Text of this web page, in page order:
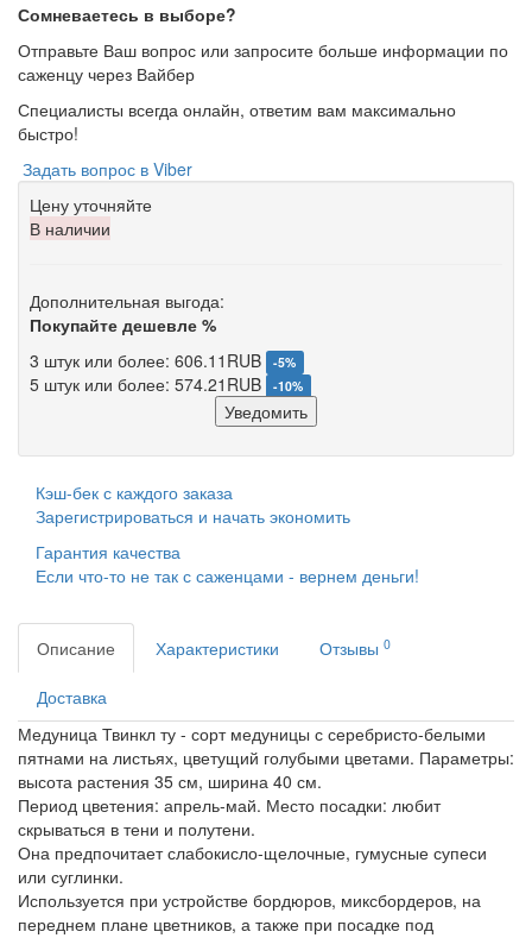
Сомневаетесь в выборе?
Отправьте Ваш вопрос или запросите больше информации по
саженцу через Вайбер
Специалисты всегда онлайн, ответим вам максимально
быстро!
Задать вопрос в Viber
Цену уточняйте
В наличии
Дополнительная выгода:
Покупайте дешевле %
3 штук или более: 606.11RUB
-5%
5 штук или более: 574.21RUB -10%
Уведомить
Кэш-бек с каждого заказа
Зарегистрироваться и начать экономить
Гарантия качества
Если что-то не так с саженцами - вернем деньги!
Описание Характеристики Отзывы 0
Доставка
Медуница Твинкл ту - сорт медуницы с серебристо-белыми
пятнами на листьях, цветущий голубыми цветами. Параметры:
высота растения 35 см, ширина 40 см.
Период цветения: апрель-май. Место посадки: любит
скрываться в тени и полутени.
Она предпочитает слабокисло-щелочные, гумусные супеси
или суглинки.
Используется при устройстве бордюров, миксбордеров, на
переднем плане цветников, а также при посадке под